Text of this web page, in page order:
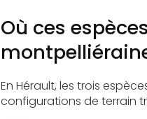
Où ces
En Hérault, les trois
configurations de terrain